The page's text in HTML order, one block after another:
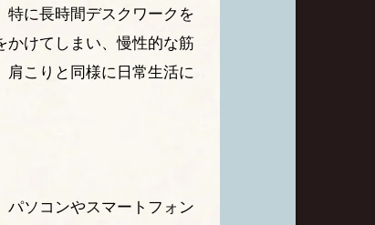
特に長時間デスクワークを
かけてしまい、慢性的な筋
肩こりと同様に日常生活に
パソコンやスマートフォン